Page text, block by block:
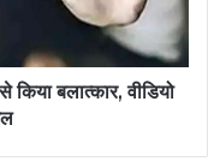
बलात्कार, वीडियो